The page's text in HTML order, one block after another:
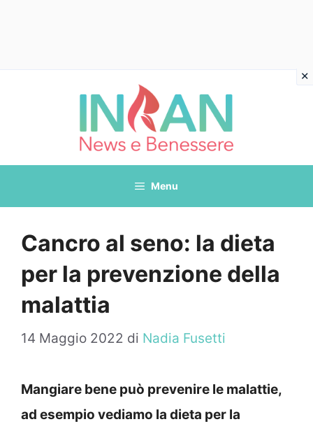
Menu
Cancro al seno: la dieta
per la prevenzione della
malattia
14 Maggio 2022 di Nadia Fusetti
Mangiare bene può prevenire le malattie,
ad esempio vediamo la dieta per la